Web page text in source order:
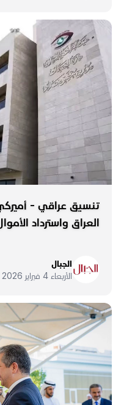
تنسيق عراقي -
العراق واسترداد
الجبال
الأربعاء 4 فبراير 2026 04:30 م